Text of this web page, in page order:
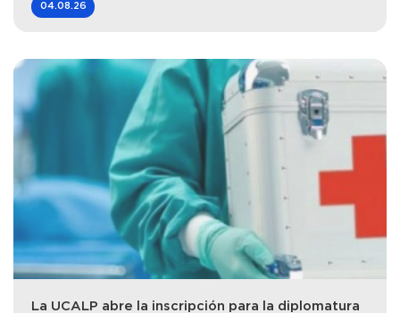
04.08.26
La UCALP abre la inscripción para la diplomatura